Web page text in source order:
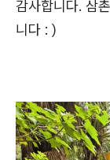
감사합니다. 삼
니다 : )